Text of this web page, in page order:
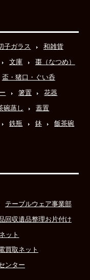
子ガラス
和雑貨
文庫
棗（なつめ）
盃・猪口・ぐい呑
箸置
花器
碗蒸し
蓋置
鉄瓶 鉢
飯茶碗
テーブルウェア事業部
回収遺品整理お片付け
ット
買取ネット
ンター